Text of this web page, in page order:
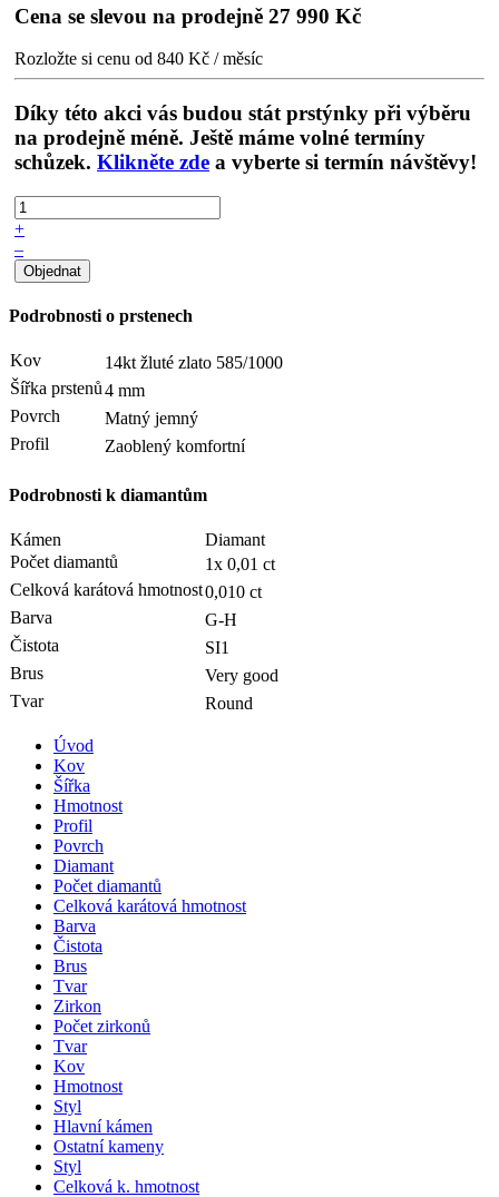
Cena se slevou na prodejně 27 990 Kč
Rozložte si cenu od 840 Kč / měsíc
Díky této akci vás budou stát prstýnky při výběru
na prodejně méně. Ještě máme volné termíny
schůzek. Klikněte zde a vyberte si termín návštěvy!
+
–
Podrobnosti o prstenech
Kov 14kt žluté zlato 585/1000
Šířka prstenů4 mm
Povrch
Matný jemný
Profil
Zaoblený komfortní
Podrobnosti k diamantům
Kámen
Diamant
Počet diamantů
1x 0,01 ct
Celková karátová hmotnost0,010 ct
Barva
G-H
Čistota
SI1
Brus
Very good
Tvar
Round
Úvod
Kov
Šířka
Hmotnost
Profil
Povrch
Diamant
Počet diamantů
Celková karátová hmotnost
Barva
Čistota
Brus
Tvar
Zirkon
Počet zirkonů
Tvar
Kov
Hmotnost
Styl
Hlavní kámen
Ostatní kameny
Styl
Celková k. hmotnost